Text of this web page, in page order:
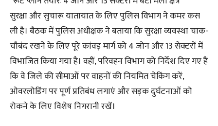
सुरक्षा और सुचारू यातायात के लिए पुलिस विभाग ने कमर कस
ली है। बैठक में पुलिस अधीक्षक ने बताया कि सुरक्षा व्यवस्था चाक-
चौबंद रखने के लिए पूरे कांवड़ मार्ग को 4 जोन और 13 सेक्टरों में
विभाजित किया गया है। वहीं, परिवहन विभाग को निर्देश दिए गए हैं
कि वे जिले की सीमाओं पर वाहनों की नियमित चेकिंग करें,
ओवरलोडिंग पर पूर्ण प्रतिबंध लगाएं और सड़क दुर्घटनाओं को
रोकने के लिए विशेष निगरानी रखें।